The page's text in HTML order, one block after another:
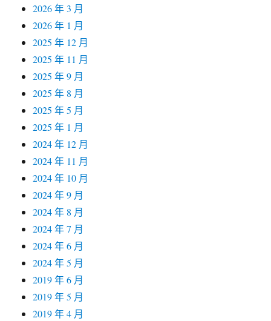
2026 年 3 月
2026 年 1 月
2025 年 12 月
2025 年 11 月
2025 年 9 月
2025 年 8 月
2025 年 5 月
2025 年 1 月
2024 年 12 月
2024 年 11 月
2024 年 10 月
2024 年 9 月
2024 年 8 月
2024 年 7 月
2024 年 6 月
2024 年 5 月
2019 年 6 月
2019 年 5 月
2019 年 4 月